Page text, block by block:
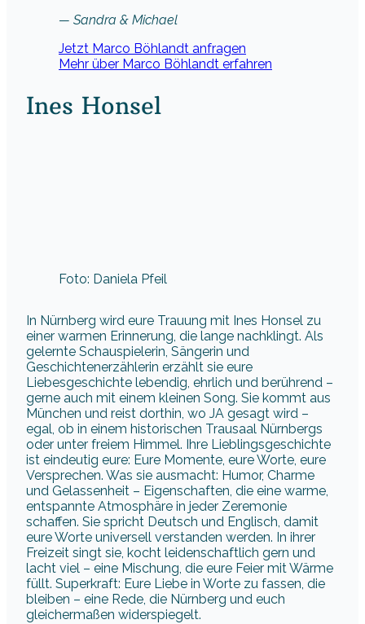
— Sandra & Michael
Jetzt Marco Böhlandt anfragen
Mehr über Marco Böhlandt erfahren
Ines Honsel
Foto: Daniela Pfeil
In Nürnberg wird eure Trauung mit Ines Honsel zu
einer warmen Erinnerung, die lange nachklingt. Als
gelernte Schauspielerin, Sängerin und
Geschichtenerzählerin erzählt sie eure
Liebesgeschichte lebendig, ehrlich und berührend –
gerne auch mit einem kleinen Song. Sie kommt aus
München und reist dorthin, wo JA gesagt wird –
egal, ob in einem historischen Trausaal Nürnbergs
oder unter freiem Himmel. Ihre Lieblingsgeschichte
ist eindeutig eure: Eure Momente, eure Worte, eure
Versprechen. Was sie ausmacht: Humor, Charme
und Gelassenheit – Eigenschaften, die eine warme,
entspannte Atmosphäre in jeder Zeremonie
schaffen. Sie spricht Deutsch und Englisch, damit
eure Worte universell verstanden werden. In ihrer
Freizeit singt sie, kocht leidenschaftlich gern und
lacht viel – eine Mischung, die eure Feier mit Wärme
füllt. Superkraft: Eure Liebe in Worte zu fassen, die
bleiben – eine Rede, die Nürnberg und euch
gleichermaßen widerspiegelt.